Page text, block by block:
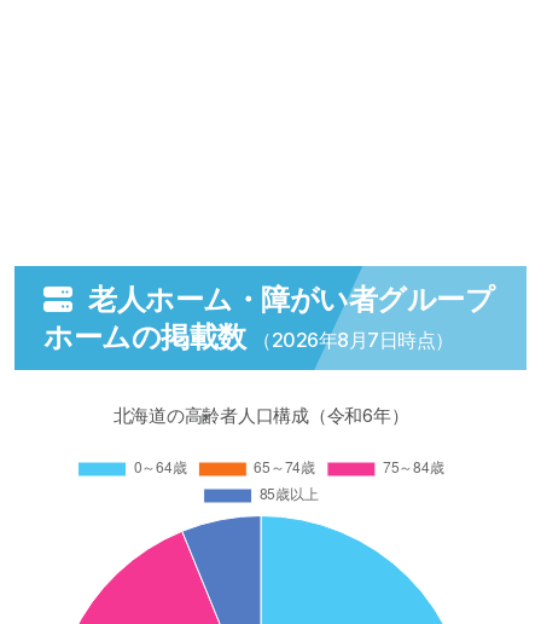
老人ホーム・障がい者グループ
ホームの掲載数
（2026年8月7日時点）
北海道の高齢者人口構成（令和6年）